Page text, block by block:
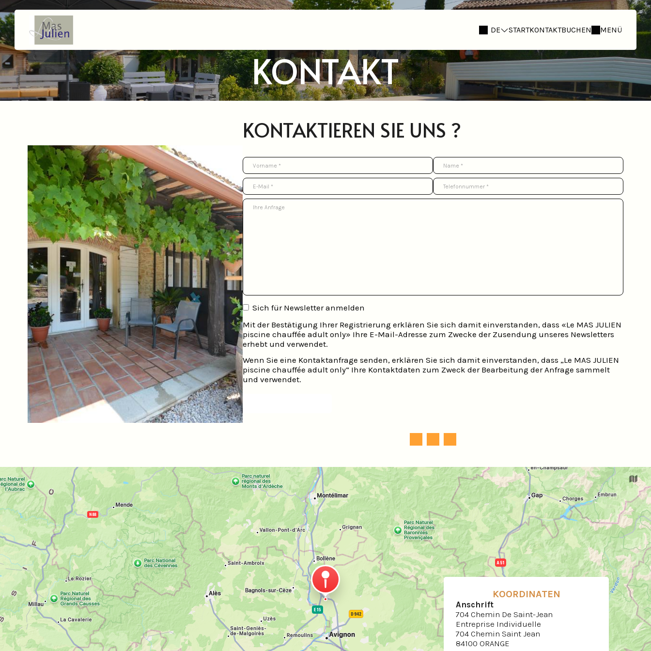
DE STARTKONTAKTBUCHEN MENÜ
KONTAKT
KONTAKTIEREN SIE UNS ?
Sich für Newsletter anmelden
Mit der Bestätigung Ihrer Registrierung erklären Sie sich damit einverstanden, dass «Le MAS JULIEN
piscine chauffée adult only» Ihre E-Mail-Adresse zum Zwecke der Zusendung unseres Newsletters
erhebt und verwendet.
Wenn Sie eine Kontaktanfrage senden, erklären Sie sich damit einverstanden, dass „Le MAS JULIEN
piscine chauffée adult only“ Ihre Kontaktdaten zum Zweck der Bearbeitung der Anfrage sammelt
und verwendet.
KOORDINATEN
Anschrift
704 Chemin De Saint-Jean
Entreprise Individuelle
704 Chemin Saint Jean
84100 ORANGE